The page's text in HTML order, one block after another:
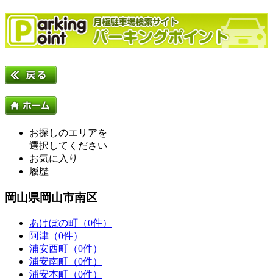
お探しのエリアを
選択してください
お気に入り
履歴
岡山県岡山市南区
あけぼの町（0件）
阿津（0件）
浦安西町（0件）
浦安南町（0件）
浦安本町（0件）